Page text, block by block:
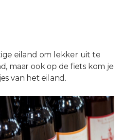
eiland om lekker uit te
maar ook op de fiets kom je
van het eiland.